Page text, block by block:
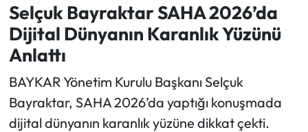
Selçuk Bayraktar SAHA 2026’da
Dijital Dünyanın Karanlık Yüzünü
Anlattı
BAYKAR Yönetim Kurulu Başkanı Selçuk
Bayraktar, SAHA 2026’da yaptığı konuşmada
dijital dünyanın karanlık yüzüne dikkat çekti.
Teknoloji